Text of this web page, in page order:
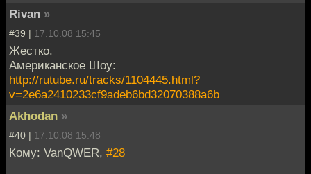
Rivan »
#39 | 17.10.08 15:45
Жестко.
Американское Шоу:
http://rutube.ru/tracks/1104445.html?
v=2e6a2410233cf9adeb6bd32070388a6b
Akhodan »
#40 | 17.10.08 15:48
Кому: VanQWER, #28